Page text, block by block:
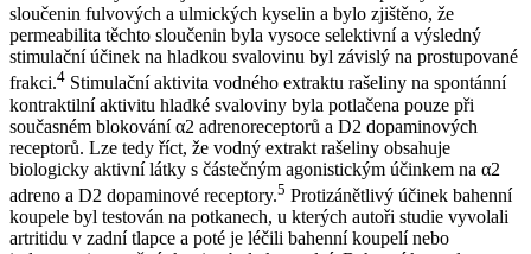
sloučenin fulvových a ulmických kyselin a bylo zjištěno, že
permeabilita těchto sloučenin byla vysoce selektivní a výsledný
stimulační účinek na hladkou svalovinu byl závislý na prostupované
frakci.4 Stimulační aktivita vodného extraktu rašeliny na spontánní
kontraktilní aktivitu hladké svaloviny byla potlačena pouze při
současném blokování α2 adrenoreceptorů a D2 dopaminových
receptorů. Lze tedy říct, že vodný extrakt rašeliny obsahuje
biologicky aktivní látky s částečným agonistickým účinkem na α2
adreno a D2 dopaminové receptory.5 Protizánětlivý účinek bahenní
koupele byl testován na potkanech, u kterých autoři studie vyvolali
artritidu v zadní tlapce a poté je léčili bahenní koupelí nebo